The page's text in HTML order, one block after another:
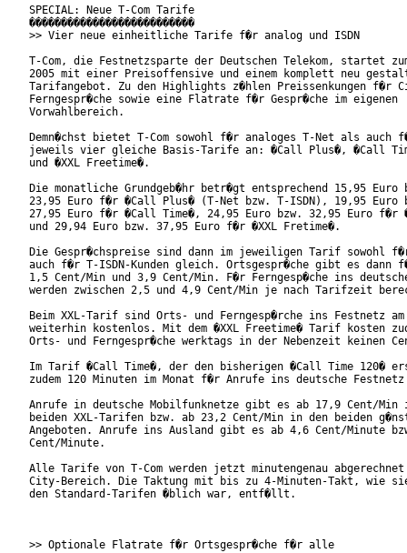
SPECIAL: Neue T-Com Tarife
��������������������������
>> Vier neue einheitliche Tarife f�r analog und ISDN
T-Com, die Festnetzsparte der Deutschen Telekom, startet
2005 mit einer Preisoffensive und einem komplett neu
Tarifangebot. Zu den Highlights z�hlen Preissenkungen f�r
Ferngespr�che sowie eine Flatrate f�r Gespr�che im eigenen
Vorwahlbereich.
Demn�chst bietet T-Com sowohl f�r analoges T-Net als auch
jeweils vier gleiche Basis-Tarife an: �Call Plus�, �Call
und �XXL Freetime�.
Die monatliche Grundgeb�hr betr�gt entsprechend 15,95 Euro
23,95 Euro f�r �Call Plus� (T-Net bzw. T-ISDN), 19,95 Euro
27,95 Euro f�r �Call Time�, 24,95 Euro bzw. 32,95 Euro f�r
und 29,94 Euro bzw. 37,95 Euro f�r �XXL Fretime�.
Die Gespr�chspreise sind dann im jeweiligen Tarif sowohl
auch f�r T-ISDN-Kunden gleich. Ortsgespr�che gibt es dann
1,5 Cent/Min und 3,9 Cent/Min. F�r Ferngesp�che ins
werden zwischen 2,5 und 4,9 Cent/Min je nach Tarifzeit
Beim XXL-Tarif sind Orts- und Ferngesp�rche ins Festnetz am
weiterhin kostenlos. Mit dem �XXL Freetime� Tarif kosten
Orts- und Ferngespr�che werktags in der Nebenzeit keinen
Im Tarif �Call Time�, der den bisherigen �Call Time 120�
zudem 120 Minuten im Monat f�r Anrufe ins deutsche
Anrufe in deutsche Mobilfunknetze gibt es ab 17,9 Cent/Min
beiden XXL-Tarifen bzw. ab 23,2 Cent/Min in den beiden
Angeboten. Anrufe ins Ausland gibt es ab 4,6 Cent/Minute
Cent/Minute.
Alle Tarife von T-Com werden jetzt minutengenau
City-Bereich. Die Taktung mit bis zu 4-Minuten-Takt, wie
den Standard-Tarifen �blich war, entf�llt.
>> Optionale Flatrate f�r Ortsgespr�che f�r alle